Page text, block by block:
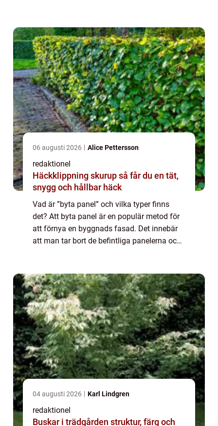
06 augusti 2026 Alice Pettersson
redaktionel
Häckklippning skurup så får du en tät,
snygg och hållbar häck
Vad är ”byta panel” och vilka typer finns
det? Att byta panel är en populär metod för
att förnya en byggnads fasad. Det innebär
att man tar bort de befintliga panelerna och
04 augusti 2026 Karl Lindgren
redaktionel
Buskar i trädgården struktur, färg och